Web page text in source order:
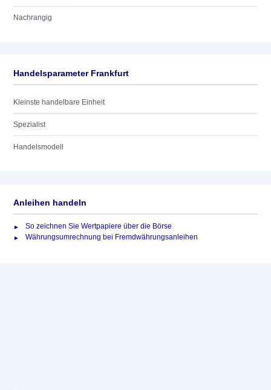
Nachrangig
Handelsparameter Frankfurt
Kleinste handelbare Einheit
Spezialist
Handelsmodell
Anleihen handeln
So zeichnen Sie Wertpapiere über die Börse
Währungsumrechnung bei Fremdwährungsanleihen